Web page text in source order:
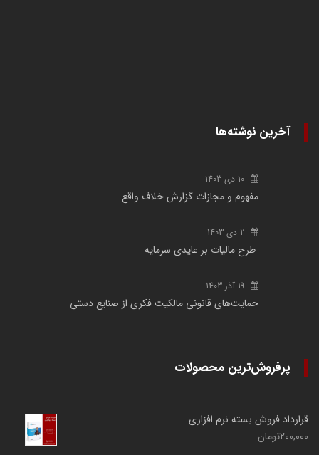
آخرین نوشته‌ها
10 دی 1403
مفهوم و مجازات گزارش خلاف واقع
2 دی 1403
طرح مالیات بر عایدی سرمایه
19 آذر 1403
حمایت‌های قانونی مالکیت فکری از صنایع دستی
پرفروش‌ترین محصولات
قرارداد فروش بسته نرم افزاری
200,000تومان